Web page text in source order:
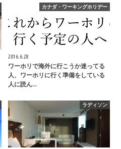
カナダ・ワーキングホリデー
2016.6.28
ワーホリで海外に行こうか迷ってる
人、ワーホリに行く準備をしている
人に読ん…
ラディソン